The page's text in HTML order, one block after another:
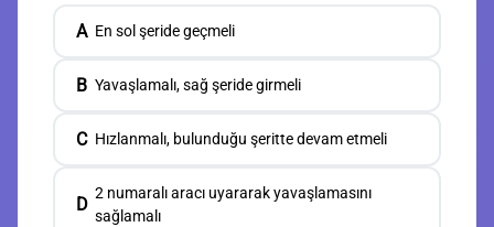
A En sol şeride geçmeli
B Yavaşlamalı, sağ şeride girmeli
C Hızlanmalı, bulunduğu şeritte devam etmeli
D
2 numaralı aracı uyararak yavaşlamasını
sağlamalı